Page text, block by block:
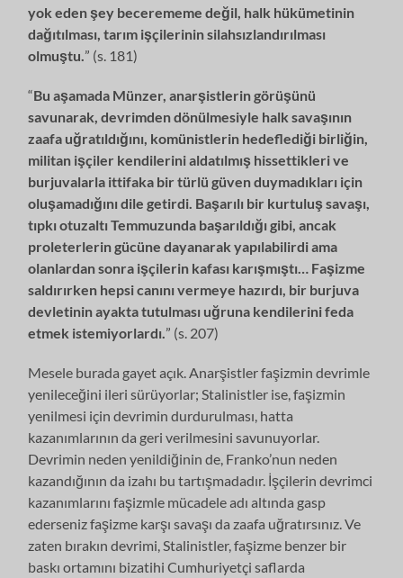
yok eden şey becerememe değil, halk hükümetinin
dağıtılması, tarım işçilerinin silahsızlandırılması
olmuştu. ” (s. 181)
“Bu aşamada Münzer, anarşistlerin görüşünü
savunarak, devrimden dönülmesiyle halk savaşının
zaafa uğratıldığını, komünistlerin hedeflediği birliğin,
militan işçiler kendilerini aldatılmış hissettikleri ve
burjuvalarla ittifaka bir türlü güven duymadıkları için
oluşamadığını dile getirdi. Başarılı bir kurtuluş savaşı,
tıpkı otuzaltı Temmuzunda başarıldığı gibi, ancak
proleterlerin gücüne dayanarak yapılabilirdi ama
olanlardan sonra işçilerin kafası karışmıştı… Faşizme
saldırırken hepsi canını vermeye hazırdı, bir burjuva
devletinin ayakta tutulması uğruna kendilerini feda
etmek istemiyorlardı. ” (s. 207)
Mesele burada gayet açık. Anarşistler faşizmin devrimle
yenileceğini ileri sürüyorlar; Stalinistler ise, faşizmin
yenilmesi için devrimin durdurulması, hatta
kazanımlarının da geri verilmesini savunuyorlar.
Devrimin neden yenildiğinin de, Franko’nun neden
kazandığının da izahı bu tartışmadadır. İşçilerin devrimci
kazanımlarını faşizmle mücadele adı altında gasp
ederseniz faşizme karşı savaşı da zaafa uğratırsınız. Ve
zaten bırakın devrimi, Stalinistler, faşizme benzer bir
baskı ortamını bizatihi Cumhuriyetçi saflarda